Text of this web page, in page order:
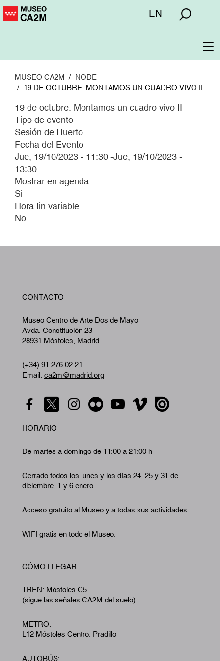
Pasar
Menú
EN
MUSEO CA2M
NODE
19 DE OCTUBRE. MONTAMOS UN CUADRO VIVO II
19 de octubre. Montamos un cuadro vivo II
Tipo de evento
Sesión de Huerto
Fecha del Evento
Jue, 19/10/2023 - 11:30 -Jue, 19/10/2023 -
13:30
Mostrar en agenda
Si
Hora fin variable
No
CONTACTO
Museo Centro de Arte Dos de Mayo
Avda. Constitución 23
28931 Móstoles, Madrid
(+34) 91 276 02 21
Email: ca2m@madrid.org
HORARIO
De martes a domingo de 11:00 a 21:00 h
Cerrado todos los lunes y los días 24, 25 y 31 de
diciembre, 1 y 6 enero.
Acceso gratuito al Museo y a todas sus actividades.
WIFI gratis en todo el Museo.
CÓMO LLEGAR
TREN: Móstoles C5
(sigue las señales CA2M del suelo)
METRO:
L12 Móstoles Centro. Pradillo
AUTOBÚS: